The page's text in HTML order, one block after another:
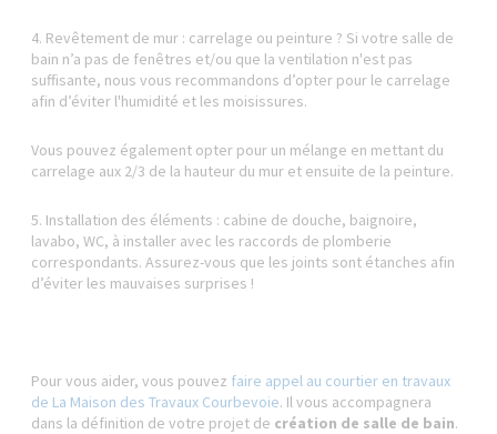
4. Revêtement de mur : carrelage ou peinture ? Si votre salle de
bain n’a pas de fenêtres et/ou que la ventilation n'est pas
suffisante, nous vous recommandons d’opter pour le carrelage
afin d’éviter l'humidité et les moisissures.
Vous pouvez également opter pour un mélange en mettant du
carrelage aux 2/3 de la hauteur du mur et ensuite de la peinture.
5. Installation des éléments : cabine de douche, baignoire,
lavabo, WC, à installer avec les raccords de plomberie
correspondants. Assurez-vous que les joints sont étanches afin
d’éviter les mauvaises surprises !
Pour vous aider, vous pouvez faire appel au courtier en travaux
de La Maison des Travaux Courbevoie. Il vous accompagnera
dans la définition de votre projet de création de salle de bain.